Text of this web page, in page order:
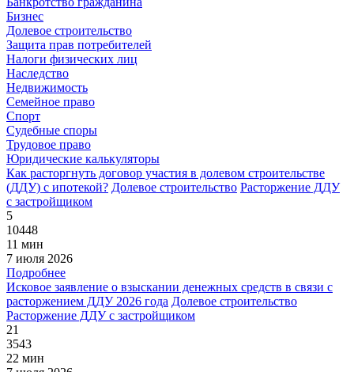
Бизнес
Долевое строительство
Защита прав потребителей
Налоги физических лиц
Наследство
Недвижимость
Семейное право
Спорт
Судебные споры
Трудовое право
Юридические калькуляторы
Как расторгнуть договор участия в долевом строительстве
(ДДУ) с ипотекой? Долевое строительство Расторжение ДДУ
с застройщиком
5
10448
11 мин
7 июля 2026
Подробнее
Исковое заявление о взыскании денежных средств в связи с
расторжением ДДУ 2026 года Долевое строительство
Расторжение ДДУ с застройщиком
21
3543
22 мин